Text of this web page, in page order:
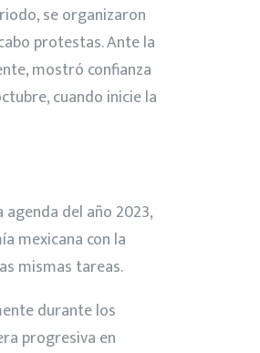
se organizaron
protestas. Ante la
mostró confianza
cuando inicie la
del año 2023,
mexicana con la
mismas tareas.
durante los
progresiva en